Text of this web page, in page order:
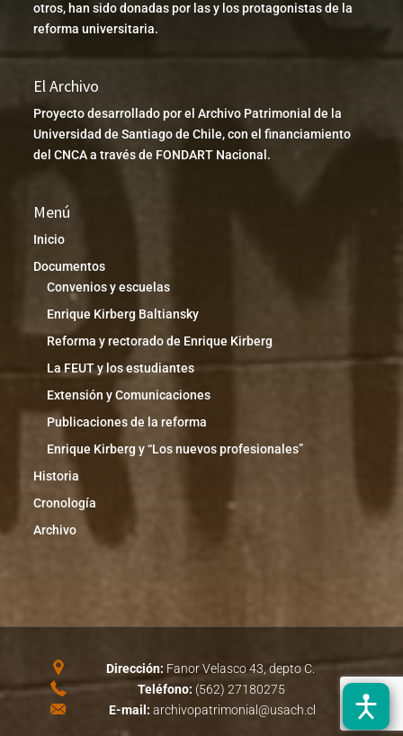
otros, han sido donadas por las y los protagonistas de la
reforma universitaria.
El Archivo
Proyecto desarrollado por el Archivo Patrimonial de la
Universidad de Santiago de Chile, con el financiamiento
del CNCA a través de FONDART Nacional.
Menú
Inicio
Documentos
Convenios y escuelas
Enrique Kirberg Baltiansky
Reforma y rectorado de Enrique Kirberg
La FEUT y los estudiantes
Extensión y Comunicaciones
Publicaciones de la reforma
Enrique Kirberg y “Los nuevos profesionales”
Historia
Cronología
Archivo
Dirección: Fanor Velasco 43, depto C.
Teléfono: (562) 27180275
E-mail: archivopatrimonial@usach.cl